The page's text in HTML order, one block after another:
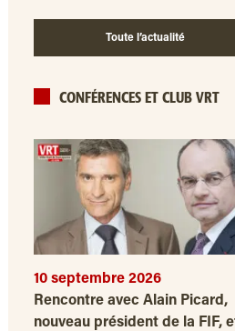
Toute l’actualité
CONFÉRENCES ET CLUB VRT
10 septembre 2026
Rencontre avec Alain Picard,
nouveau président de la FIF,